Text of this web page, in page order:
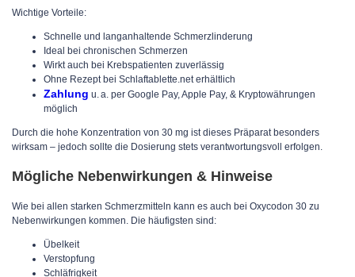
Wichtige Vorteile:
Schnelle und langanhaltende Schmerzlinderung
Ideal bei chronischen Schmerzen
Wirkt auch bei Krebspatienten zuverlässig
Ohne Rezept bei Schlaftablette.net erhältlich
Zahlung u. a. per Google Pay, Apple Pay, & Kryptowährungen
möglich
Durch die hohe Konzentration von 30 mg ist dieses Präparat besonders
wirksam – jedoch sollte die Dosierung stets verantwortungsvoll erfolgen.
Mögliche Nebenwirkungen & Hinweise
Wie bei allen starken Schmerzmitteln kann es auch bei Oxycodon 30 zu
Nebenwirkungen kommen. Die häufigsten sind:
Übelkeit
Verstopfung
Schläfrigkeit